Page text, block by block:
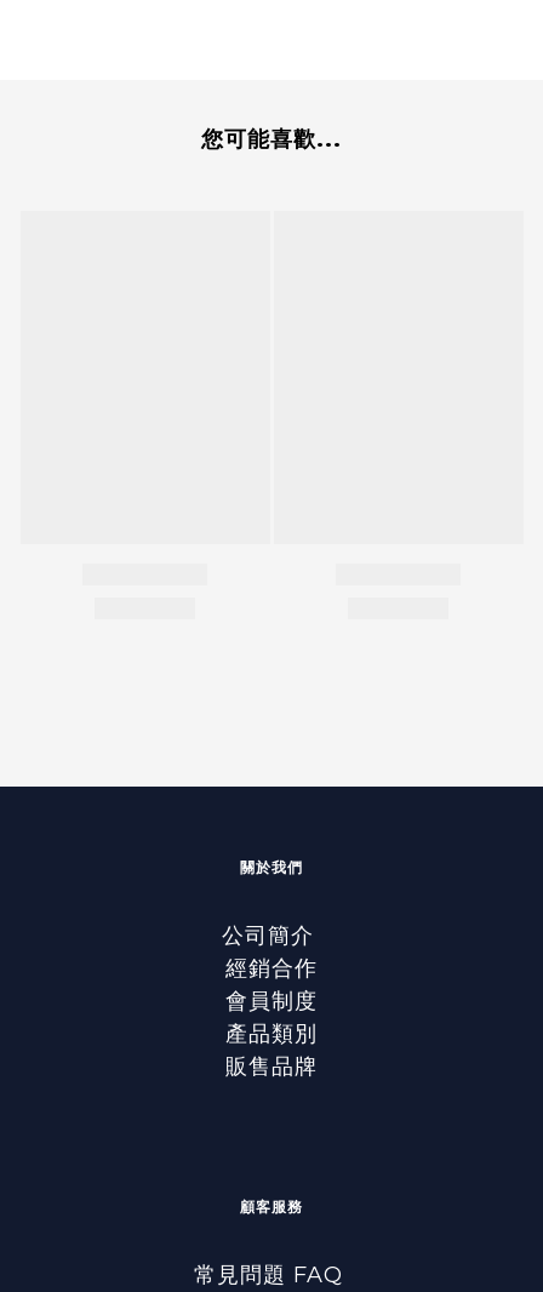
您可能喜歡...
關於我們
公司簡介
經銷合作
會員制度
產品類別
販售品牌
顧客服務
常見問題 FAQ